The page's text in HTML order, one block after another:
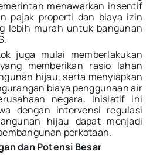
menawarkan insentif
pajak properti dan biaya izin
lebih murah untuk bangunan
juga mulai memberlakukan
memberikan rasio lahan
hijau, serta menyiapkan
biaya penggunaan air
negara. Inisiatif ini
dengan intervensi regulasi
hijau dapat menjadi
perkotaan.
dan Potensi Besar